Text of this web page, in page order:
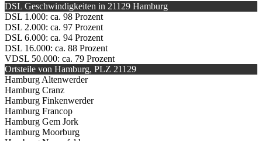
DSL Geschwindigkeiten in 21129 Hamburg
DSL 1.000: ca. 98 Prozent
DSL 2.000: ca. 97 Prozent
DSL 6.000: ca. 94 Prozent
DSL 16.000: ca. 88 Prozent
VDSL 50.000: ca. 79 Prozent
Ortsteile von Hamburg, PLZ 21129
Hamburg Altenwerder
Hamburg Cranz
Hamburg Finkenwerder
Hamburg Francop
Hamburg Gem Jork
Hamburg Moorburg